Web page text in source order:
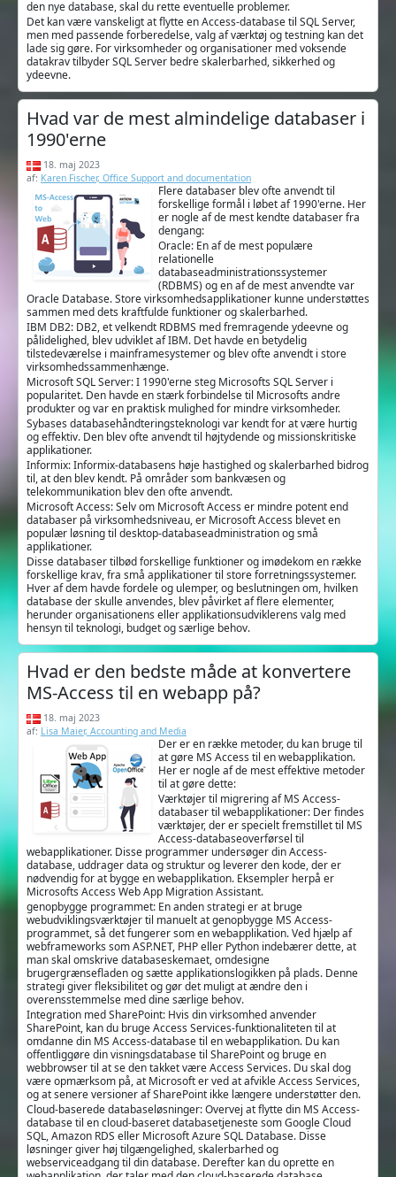
den nye database, skal du rette eventuelle problemer.
Det kan være vanskeligt at flytte en Access-database til SQL Server,
men med passende forberedelse, valg af værktøj og testning kan det
lade sig gøre. For virksomheder og organisationer med voksende
datakrav tilbyder SQL Server bedre skalerbarhed, sikkerhed og
ydeevne.
Hvad var de mest almindelige databaser i
1990'erne
18. maj 2023
af: Karen Fischer, Office Support and documentation
Flere databaser blev ofte anvendt til
forskellige formål i løbet af 1990'erne. Her
er nogle af de mest kendte databaser fra
dengang:
Oracle: En af de mest populære
relationelle
databaseadministrationssystemer
(RDBMS) og en af de mest anvendte var
Oracle Database. Store virksomhedsapplikationer kunne understøttes
sammen med dets kraftfulde funktioner og skalerbarhed.
IBM DB2: DB2, et velkendt RDBMS med fremragende ydeevne og
pålidelighed, blev udviklet af IBM. Det havde en betydelig
tilstedeværelse i mainframesystemer og blev ofte anvendt i store
virksomhedssammenhænge.
Microsoft SQL Server: I 1990'erne steg Microsofts SQL Server i
popularitet. Den havde en stærk forbindelse til Microsofts andre
produkter og var en praktisk mulighed for mindre virksomheder.
Sybases databasehåndteringsteknologi var kendt for at være hurtig
og effektiv. Den blev ofte anvendt til højtydende og missionskritiske
applikationer.
Informix: Informix-databasens høje hastighed og skalerbarhed bidrog
til, at den blev kendt. På områder som bankvæsen og
telekommunikation blev den ofte anvendt.
Microsoft Access: Selv om Microsoft Access er mindre potent end
databaser på virksomhedsniveau, er Microsoft Access blevet en
populær løsning til desktop-databaseadministration og små
applikationer.
Disse databaser tilbød forskellige funktioner og imødekom en række
forskellige krav, fra små applikationer til store forretningssystemer.
Hver af dem havde fordele og ulemper, og beslutningen om, hvilken
database der skulle anvendes, blev påvirket af flere elementer,
herunder organisationens eller applikationsudviklerens valg med
hensyn til teknologi, budget og særlige behov.
Hvad er den bedste måde at konvertere
MS-Access til en webapp på?
18. maj 2023
af: Lisa Maier, Accounting and Media
Der er en række metoder, du kan bruge til
at gøre MS Access til en webapplikation.
Her er nogle af de mest effektive metoder
til at gøre dette:
Værktøjer til migrering af MS Access-
databaser til webapplikationer: Der findes
værktøjer, der er specielt fremstillet til MS
Access-databaseoverførsel til
webapplikationer. Disse programmer undersøger din Access-
database, uddrager data og struktur og leverer den kode, der er
nødvendig for at bygge en webapplikation. Eksempler herpå er
Microsofts Access Web App Migration Assistant.
genopbygge programmet: En anden strategi er at bruge
webudviklingsværktøjer til manuelt at genopbygge MS Access-
programmet, så det fungerer som en webapplikation. Ved hjælp af
webframeworks som ASP.NET, PHP eller Python indebærer dette, at
man skal omskrive databaseskemaet, omdesigne
brugergrænsefladen og sætte applikationslogikken på plads. Denne
strategi giver fleksibilitet og gør det muligt at ændre den i
overensstemmelse med dine særlige behov.
Integration med SharePoint: Hvis din virksomhed anvender
SharePoint, kan du bruge Access Services-funktionaliteten til at
omdanne din MS Access-database til en webapplikation. Du kan
offentliggøre din visningsdatabase til SharePoint og bruge en
webbrowser til at se den takket være Access Services. Du skal dog
være opmærksom på, at Microsoft er ved at afvikle Access Services,
og at senere versioner af SharePoint ikke længere understøtter den.
Cloud-baserede databaseløsninger: Overvej at flytte din MS Access-
database til en cloud-baseret databasetjeneste som Google Cloud
SQL, Amazon RDS eller Microsoft Azure SQL Database. Disse
løsninger giver høj tilgængelighed, skalerbarhed og
webserviceadgang til din database. Derefter kan du oprette en